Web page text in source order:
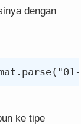
dengan
ke tipe